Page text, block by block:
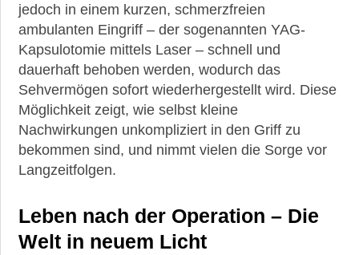
jedoch in einem kurzen, schmerzfreien
ambulanten Eingriff – der sogenannten YAG-
Kapsulotomie mittels Laser – schnell und
dauerhaft behoben werden, wodurch das
Sehvermögen sofort wiederhergestellt wird. Diese
Möglichkeit zeigt, wie selbst kleine
Nachwirkungen unkompliziert in den Griff zu
bekommen sind, und nimmt vielen die Sorge vor
Langzeitfolgen.
Leben nach der Operation – Die
Welt in neuem Licht